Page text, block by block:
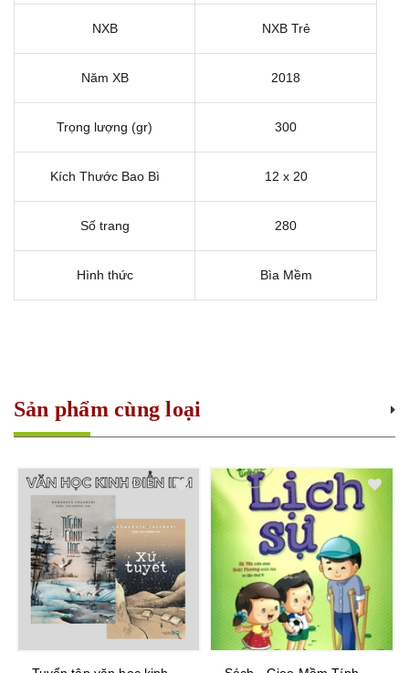
NXB NXB Trẻ
Năm XB 2018
Trọng lượng (gr) 300
Kích Thước Bao Bì 12 x 20
Số trang 280
Hình thức Bìa Mềm
Sản phẩm cùng loại